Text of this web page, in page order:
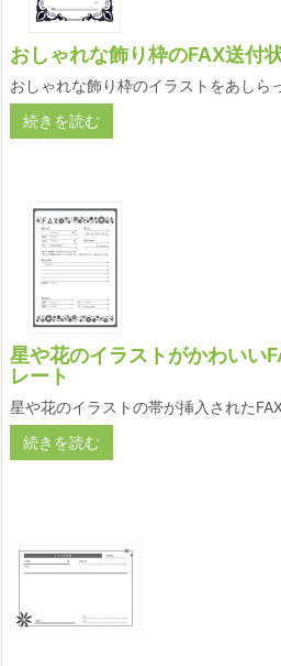
おしゃれな飾り枠のFAX送付
おしゃれな飾り枠のイラストをあしら
続きを読む
星や花のイラストがかわいい
レート
星や花のイラストの帯が挿入された
続きを読む